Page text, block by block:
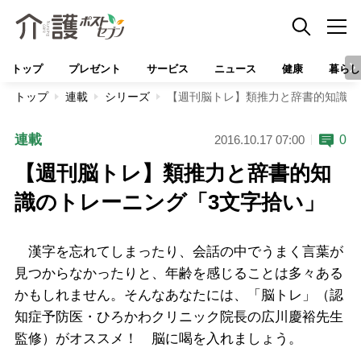
トップ プレゼント サービス ニュース 健康 暮らし
トップ 連載 シリーズ 【週刊脳トレ】類推力と辞書的知識
連載 2016.10.17 07:00 0
【週刊脳トレ】類推力と辞書的知
識のトレーニング「3文字拾い」
漢字を忘れてしまったり、会話の中でうまく言葉が
見つからなかったりと、年齢を感じることは多々ある
かもしれません。そんなあなたには、「脳トレ」（認
知症予防医・ひろかわクリニック院長の広川慶裕先生
監修）がオススメ！ 脳に喝を入れましょう。